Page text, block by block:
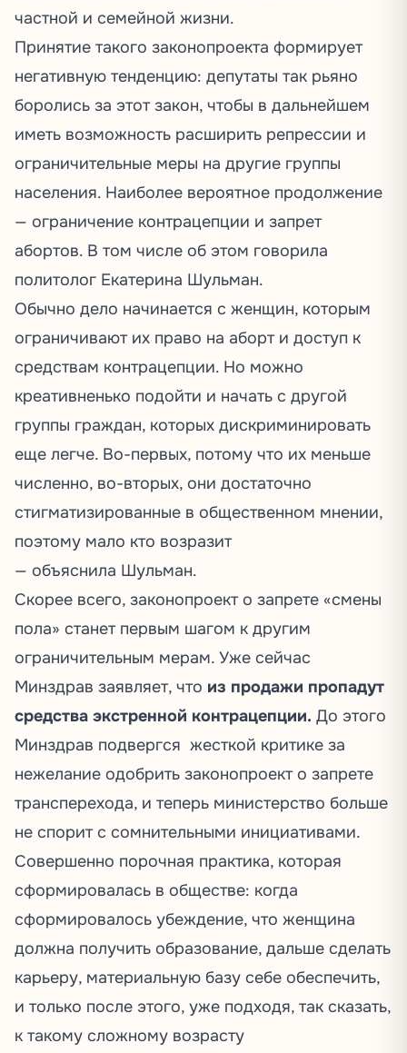
частной и семейной жизни.
Принятие такого законопроекта формирует
негативную тенденцию: депутаты так рьяно
боролись за этот закон, чтобы в дальнейшем
иметь возможность расширить репрессии и
ограничительные меры на другие группы
населения. Наиболее вероятное продолжение
— ограничение контрацепции и запрет
абортов. В том числе об этом говорила
политолог Екатерина Шульман.
Обычно дело начинается с женщин, которым
ограничивают их право на аборт и доступ к
средствам контрацепции. Но можно
креативненько подойти и начать с другой
группы граждан, которых дискриминировать
еще легче. Во-первых, потому что их меньше
численно, во-вторых, они достаточно
стигматизированные в общественном мнении,
поэтому мало кто возразит
— объяснила Шульман.
Скорее всего, законопроект о запрете «смены
пола» станет первым шагом к другим
ограничительным мерам. Уже сейчас
Минздрав заявляет, что из продажи пропадут
средства экстренной контрацепции. До этого
Минздрав подвергся жесткой критике за
нежелание одобрить законопроект о запрете
трансперехода, и теперь министерство больше
не спорит с сомнительными инициативами.
Совершенно порочная практика, которая
сформировалась в обществе: когда
сформировалось убеждение, что женщина
должна получить образование, дальше сделать
карьеру, материальную базу себе обеспечить,
и только после этого, уже подходя, так сказать,
к такому сложному возрасту